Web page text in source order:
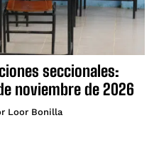
seccionales:
noviembre de 2026
Loor Bonilla